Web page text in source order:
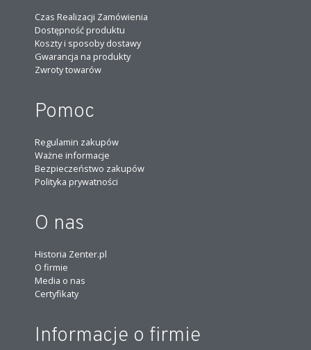
Czas Realizacji Zamówienia
Dostępność produktu
Koszty i sposoby dostawy
Gwarancja na produkty
Zwroty towarów
Pomoc
Regulamin zakupów
Ważne informacje
Bezpieczeństwo zakupów
Polityka prywatności
O nas
Historia Zenter.pl
O firmie
Media o nas
Certyfikaty
Informacje o firmie